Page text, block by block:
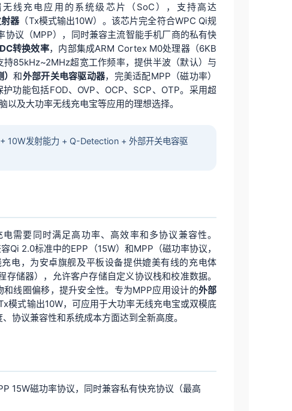
线充电应用的系统级芯片（SoC），支持高达
器（Tx模式输出10W）。该芯片完全符合WPC Qi规
议（MPP），同时兼容主流智能手机厂商的私有快
转换效率，内部集成ARM Cortex M0处理器（6KB
85kHz~2MHz超宽工作频率，提供半波（默认）与
）和外部开关电容驱动器，完美适配MPP（磁功率）
功能包括FOD、OVP、OCP、SCP、OTP。采用超
及大功率无线充电宝等应用的理想选择。
10W发射能力 + Q-Detection + 外部开关电容驱
需要同时满足高功率、高效率和多协议兼容性。
2.0标准中的EPP（15W）和MPP（磁功率协议，
电，为安卓旗舰及平板设备提供媲美有线的充电体
储器），允许客户存储自定义协议栈和校准数据。
线圈偏移，提升安全性。专为MPP应用设计的外部
模式输出10W，可应用于大功率无线充电宝或双模底
协议兼容性和系统成本方面达到全新高度。
15W磁功率协议，同时兼容私有快充协议（最高